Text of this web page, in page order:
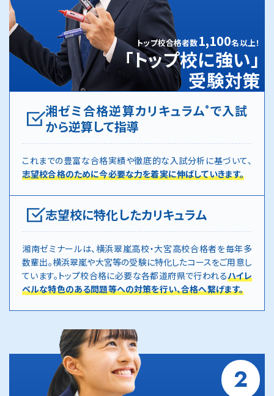
トップ校合格者数1,100名以上！
「トップ校に強い」
受験対策
湘ゼミ合格逆算カリキュラム®で入試
から逆算して指導
これまでの豊富な合格実績や徹底的な入試分析に基づいて、
志望校合格のために今必要な力を着実に伸ばしていきます。
志望校に特化したカリキュラム
湘南ゼミナールは、横浜翠嵐高校・大宮高校合格者を毎年多
数輩出。横浜翠嵐や大宮等の受験に特化したコースをご用意し
ています。トップ校合格に必要な各都道府県で行われるハイレ
ベルな特色のある問題等への対策を行い、合格へ繋げます。
2